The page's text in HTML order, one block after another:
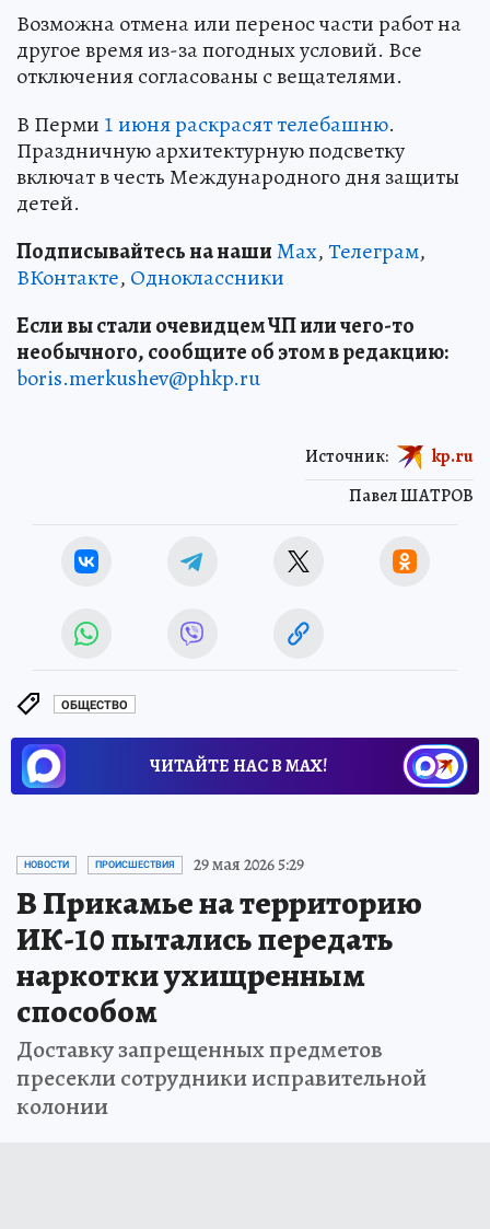
Возможна отмена или перенос части работ на
другое время из-за погодных условий. Все
отключения согласованы с вещателями.
В Перми 1 июня раскрасят телебашню.
Праздничную архитектурную подсветку
включат в честь Международного дня защиты
детей.
Подписывайтесь на нашиMax,Телеграм,
ВКонтакте, Одноклассники
Если вы стали очевидцем ЧП или чего-то
необычного, сообщите об этом в редакцию:
boris.merkushev@phkp.ru
Павел ШАТРОВ
Источник: kp.ru
ОБЩЕСТВО
ЧИТАЙТЕ НАС В МАХ!
НОВОСТИ ПРОИСШЕСТВИЯ 29 мая 2026 5:29
В Прикамье на территорию
ИК-10 пытались передать
наркотки ухищренным
способом
Доставку запрещенных предметов
пресекли сотрудники исправительной
колонии